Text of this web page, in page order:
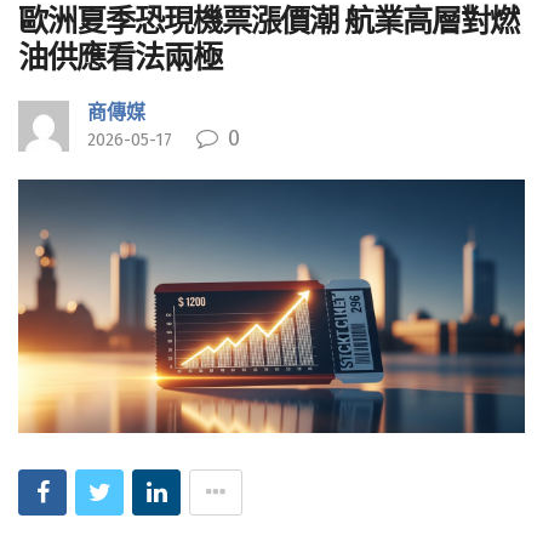
歐洲夏季恐現機票漲價潮 航業高層對燃
油供應看法兩極
商傳媒
2026-05-17 0